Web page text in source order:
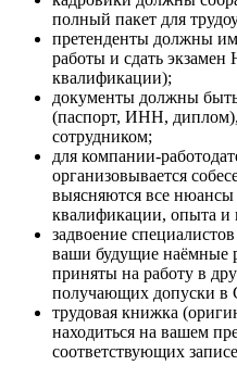
полный пакет для
претенденты должны
работы и сдать
квалификации);
документы должны
(паспорт, ИНН,
сотрудником;
для компании-
организовывается
выясняются все нюансы
квалификации, опыта и
задвоение
ваши будущие наёмные
приняты на работу в
получающих допуски
трудовая книжка
находиться на вашем
соответствующих